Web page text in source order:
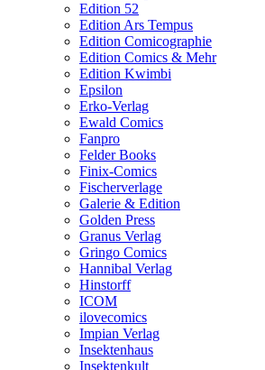
Edition 52
Edition Ars Tempus
Edition Comicographie
Edition Comics & Mehr
Edition Kwimbi
Epsilon
Erko-Verlag
Ewald Comics
Fanpro
Felder Books
Finix-Comics
Fischerverlage
Galerie & Edition
Golden Press
Granus Verlag
Gringo Comics
Hannibal Verlag
Hinstorff
ICOM
ilovecomics
Impian Verlag
Insektenhaus
Insektenkult